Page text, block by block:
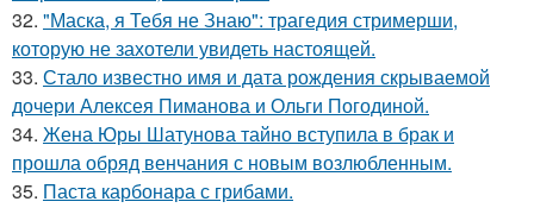
32. "Маска, я Тебя не Знаю": трагедия стримерши,
которую не захотели увидеть настоящей.
33. Стало известно имя и дата рождения скрываемой
дочери Алексея Пиманова и Ольги Погодиной.
34. Жена Юры Шатунова тайно вступила в брак и
прошла обряд венчания с новым возлюбленным.
35. Паста карбонара с грибами.